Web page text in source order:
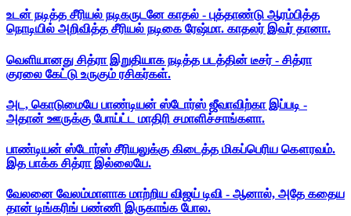
உடன் நடித்த சீரியல் நடிகருடனே காதல் - புத்தாண்டு ஆரம்பித்த
நொடியில் அறிவித்த சீரியல் நடிகை ரேஷ்மா. காதலர் இவர் தானா.
வெளியானது சித்ரா இறுதியாக நடித்த படத்தின் டீசர் - சித்ரா
குரலை கேட்டு உருகும் ரசிகர்கள்.
அட, கொடுமையே பாண்டியன் ஸ்டோர்ஸ் ஜீவாவிற்கா இப்படி -
அதான் ஊருக்கு போய்ட்ட மாதிரி சமாளிச்சாங்களா.
பாண்டியன் ஸ்டோர்ஸ் சீரியலுக்கு கிடைத்த மிகப்பெரிய கௌரவம்.
இத பாக்க சித்ரா இல்லையே.
வேலனை வேலம்மாளாக மாற்றிய விஜய் டிவி - ஆனால், அதே கதைய
தான் டிங்கரிங் பண்ணி இருகாங்க போல.